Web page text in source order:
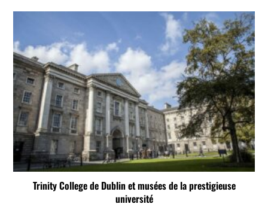
Trinity College de Dublin et musées de la prestigieuse
université